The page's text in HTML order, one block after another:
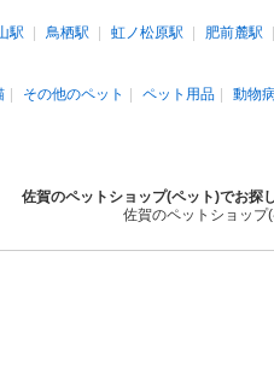
駅 鳥栖駅 虹ノ松原駅 肥前麓駅
その他のペット ペット用品 動物
佐賀のペットショップ(ペット)でお探
佐賀のペットショップ